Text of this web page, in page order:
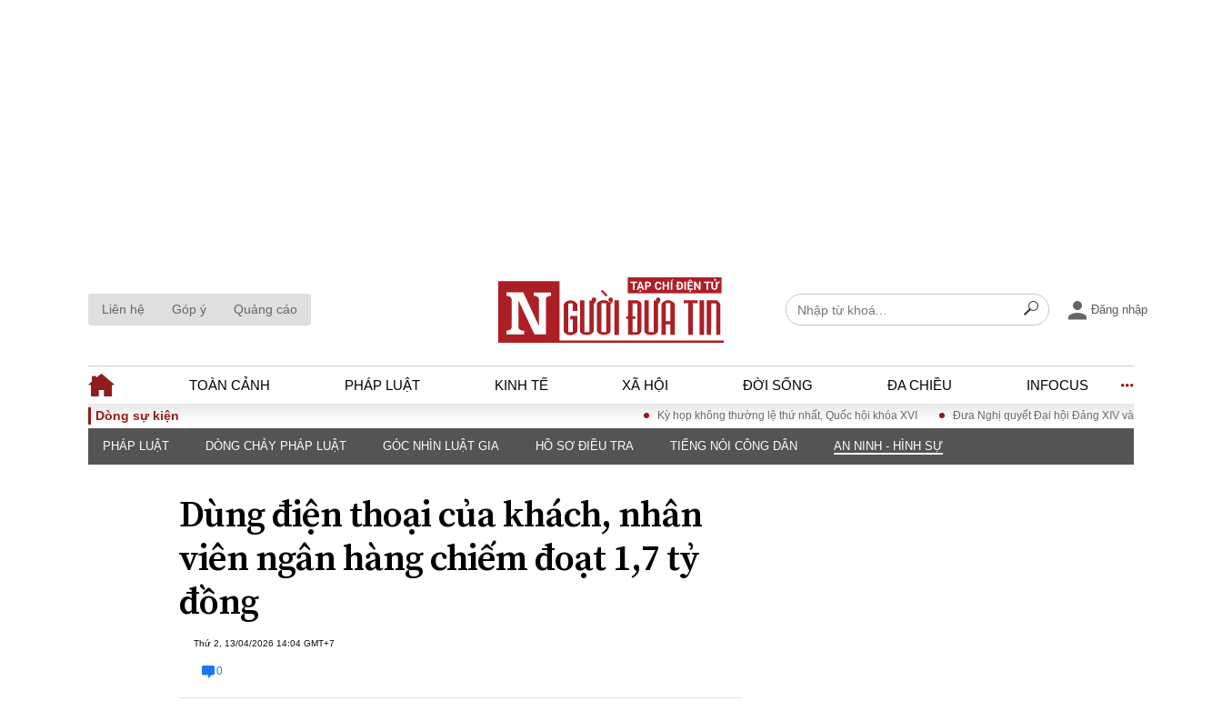
Liên hệ Góp ý Quảng cáo Đăng nhập
TOÀN CẢNH PHÁP LUẬT KINH TẾ XÃ HỘI ĐỜI SỐNG ĐA CHIỀU INFOCUS
TOÀN CẢNH
Chính sách
Đối thoại
Thế giới
PHÁP LUẬT
luật
Góc nhìn luật gia
Hồ sơ điều tra
Tiếng nói công dân
KINH TẾ
Tài chính - Ngân
hàng
Kinh tế vĩ mô
Hồ sơ doanh
XÃ HỘI
Dòng sự kiện Kỳ họp không thường lệ thứ nhất, Quốc hội khóa XVI Đưa Nghị quyết Đại hội Đảng XIV vào cuộc sống
PHÁP LUẬT DÒNG CHẢY PHÁP LUẬT GÓC NHÌN LUẬT GIA HỒ SƠ ĐIỀU TRA TIẾNG NÓI CÔNG DÂN AN NINH - HÌNH SỰ
Dùng điện thoại của khách, nhân
viên ngân hàng chiếm đoạt 1,7 tỷ
đồng
Thứ 2, 13/04/2026 14:04 GMT+7
0